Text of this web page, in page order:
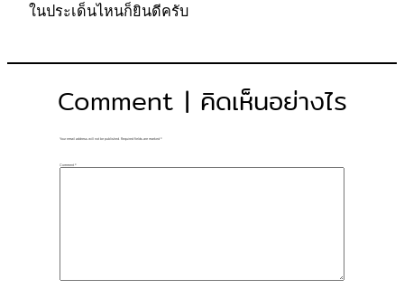
ในประเด็นไหนก็ยินดีครับ
Comment | คิดเห็นอย่างไร
Your email address will not be published. Required fields are marked *
Comment *